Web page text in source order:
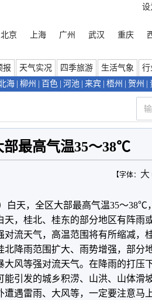
设
北京 上海 广州 武汉 重庆
报 天气实况 四季旅游 生活气象 行
海 柳州 百色 河池 来宾 梧州 贺州
部最高气温35～38℃
【字体： 大
白天，全区大部最高气温35～38℃
，桂北、桂东的部分地区有阵雨或
流天气，高温范围将有所缩减，
降雨范围扩大、雨势增强，部分
风等强对流天气。在降雨的打压
引发的城乡积涝、山洪、山体滑
遇雷雨、大风等，一定要注意马